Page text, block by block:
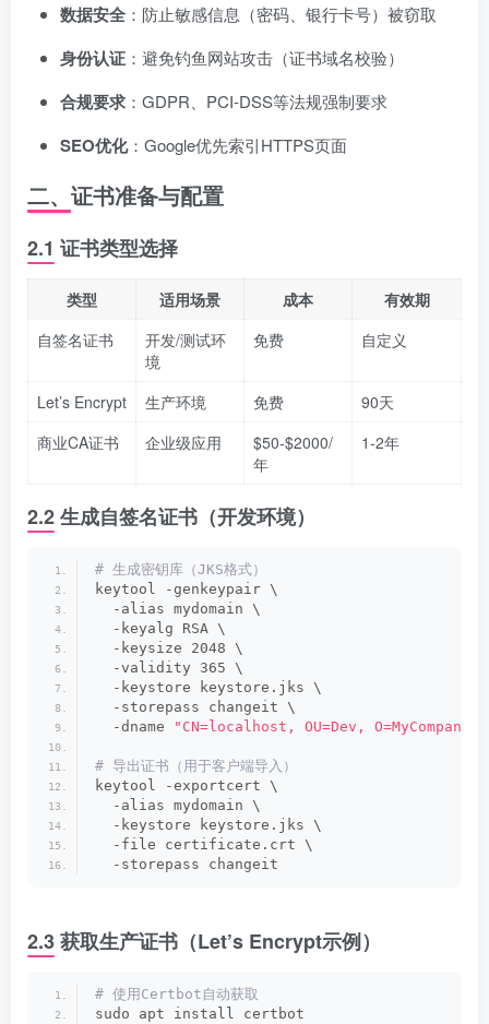
数据安全 ：防止敏感信息（密码、银行卡号）被窃取
身份认证 ：避免钓鱼网站攻击（证书域名校验）
合规要求 ：GDPR、PCI-DSS等法规强制要求
SEO优化：Google优先索引HTTPS页面
二、证书准备与配置
2.1 证书类型选择
类型 适用场景 成本
有效期
自签名证书
开发/测试环
境
免费 自定义
Let’s Encrypt 生产环境 免费
90天
商业CA证书
企业级应用
$50-$2000/
年
1-2年
2.2 生成自签名证书（开发环境）
# 生成密钥库（JKS格式）
keytool -genkeypair \
  -alias mydomain \
  -keyalg RSA \
  -keysize 2048 \
  -validity 365 \
  -keystore keystore.jks \
  -storepass changeit \
  -dname
"CN=localhost, OU=Dev,
# 导出证书（用于客户端导入）
keytool -exportcert \
  -alias mydomain \
  -keystore keystore.jks \
  -file certificate.crt \
  -storepass changeit
2.3 获取生产证书（Let’s Encrypt示例）
# 使用Certbot自动获取
sudo apt install certbot